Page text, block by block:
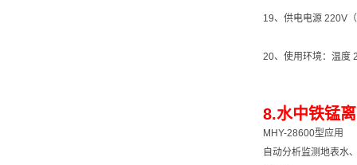
19、供电电源 220V
20、使用环境：温度
8.水中铁锰
MHY-28600型应用
自动分析监测地表水